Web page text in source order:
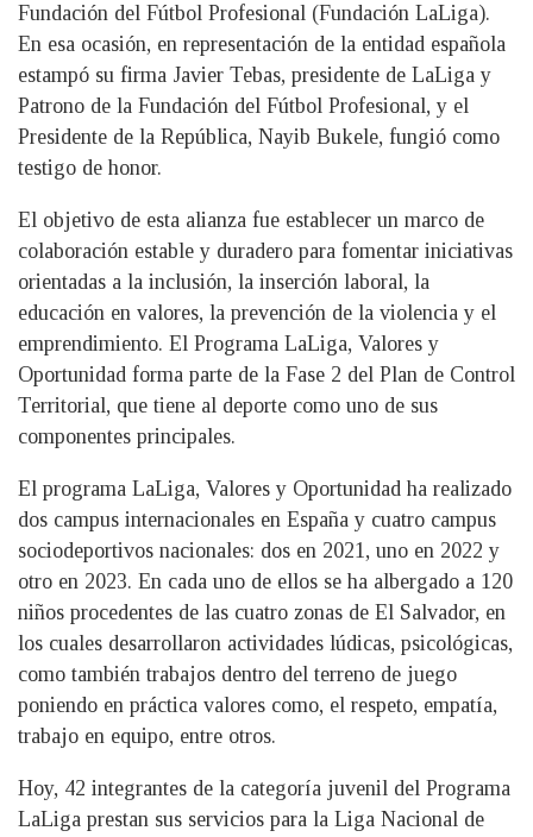
Fundación del Fútbol Profesional (Fundación LaLiga).
En esa ocasión, en representación de la entidad española
estampó su firma Javier Tebas, presidente de LaLiga y
Patrono de la Fundación del Fútbol Profesional, y el
Presidente de la República, Nayib Bukele, fungió como
testigo de honor.
El objetivo de esta alianza fue establecer un marco de
colaboración estable y duradero para fomentar iniciativas
orientadas a la inclusión, la inserción laboral, la
educación en valores, la prevención de la violencia y el
emprendimiento. El Programa LaLiga, Valores y
Oportunidad forma parte de la Fase 2 del Plan de Control
Territorial, que tiene al deporte como uno de sus
componentes principales.
El programa LaLiga, Valores y Oportunidad ha realizado
dos campus internacionales en España y cuatro campus
sociodeportivos nacionales: dos en 2021, uno en 2022 y
otro en 2023. En cada uno de ellos se ha albergado a 120
niños procedentes de las cuatro zonas de El Salvador, en
los cuales desarrollaron actividades lúdicas, psicológicas,
como también trabajos dentro del terreno de juego
poniendo en práctica valores como, el respeto, empatía,
trabajo en equipo, entre otros.
Hoy, 42 integrantes de la categoría juvenil del Programa
LaLiga prestan sus servicios para la Liga Nacional de